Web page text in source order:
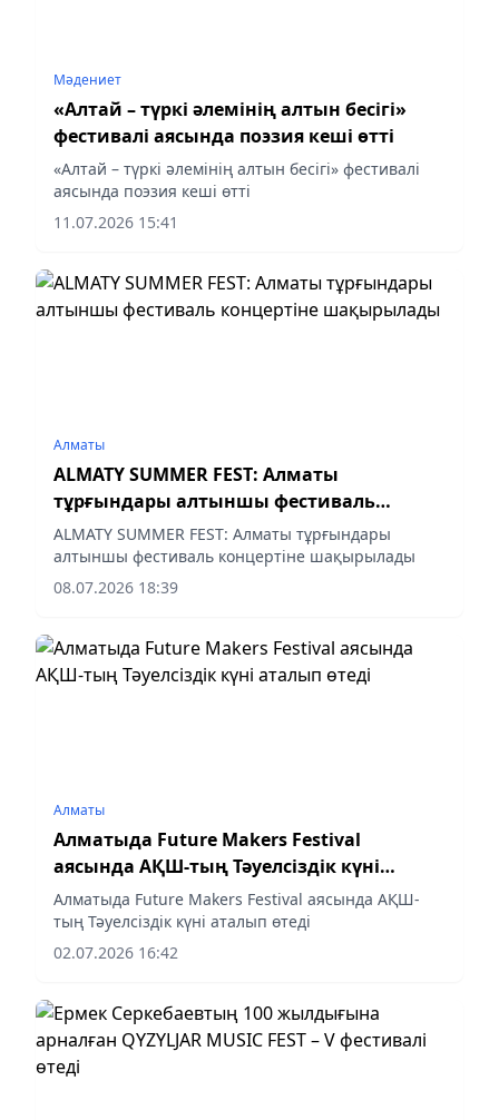
Мәдениет
«Алтай – түркі әлемінің алтын бесігі»
фестивалі аясында поэзия кеші өтті
«Алтай – түркі әлемінің алтын бесігі» фестивалі
аясында поэзия кеші өтті
11.07.2026 15:41
Алматы
ALMATY SUMMER FEST: Алматы
тұрғындары алтыншы фестиваль
концертіне шақырылады
ALMATY SUMMER FEST: Алматы тұрғындары
алтыншы фестиваль концертіне шақырылады
08.07.2026 18:39
Алматы
Алматыда Future Makers Festival
аясында АҚШ-тың Тәуелсіздік күні
аталып өтеді
Алматыда Future Makers Festival аясында АҚШ-
тың Тәуелсіздік күні аталып өтеді
02.07.2026 16:42